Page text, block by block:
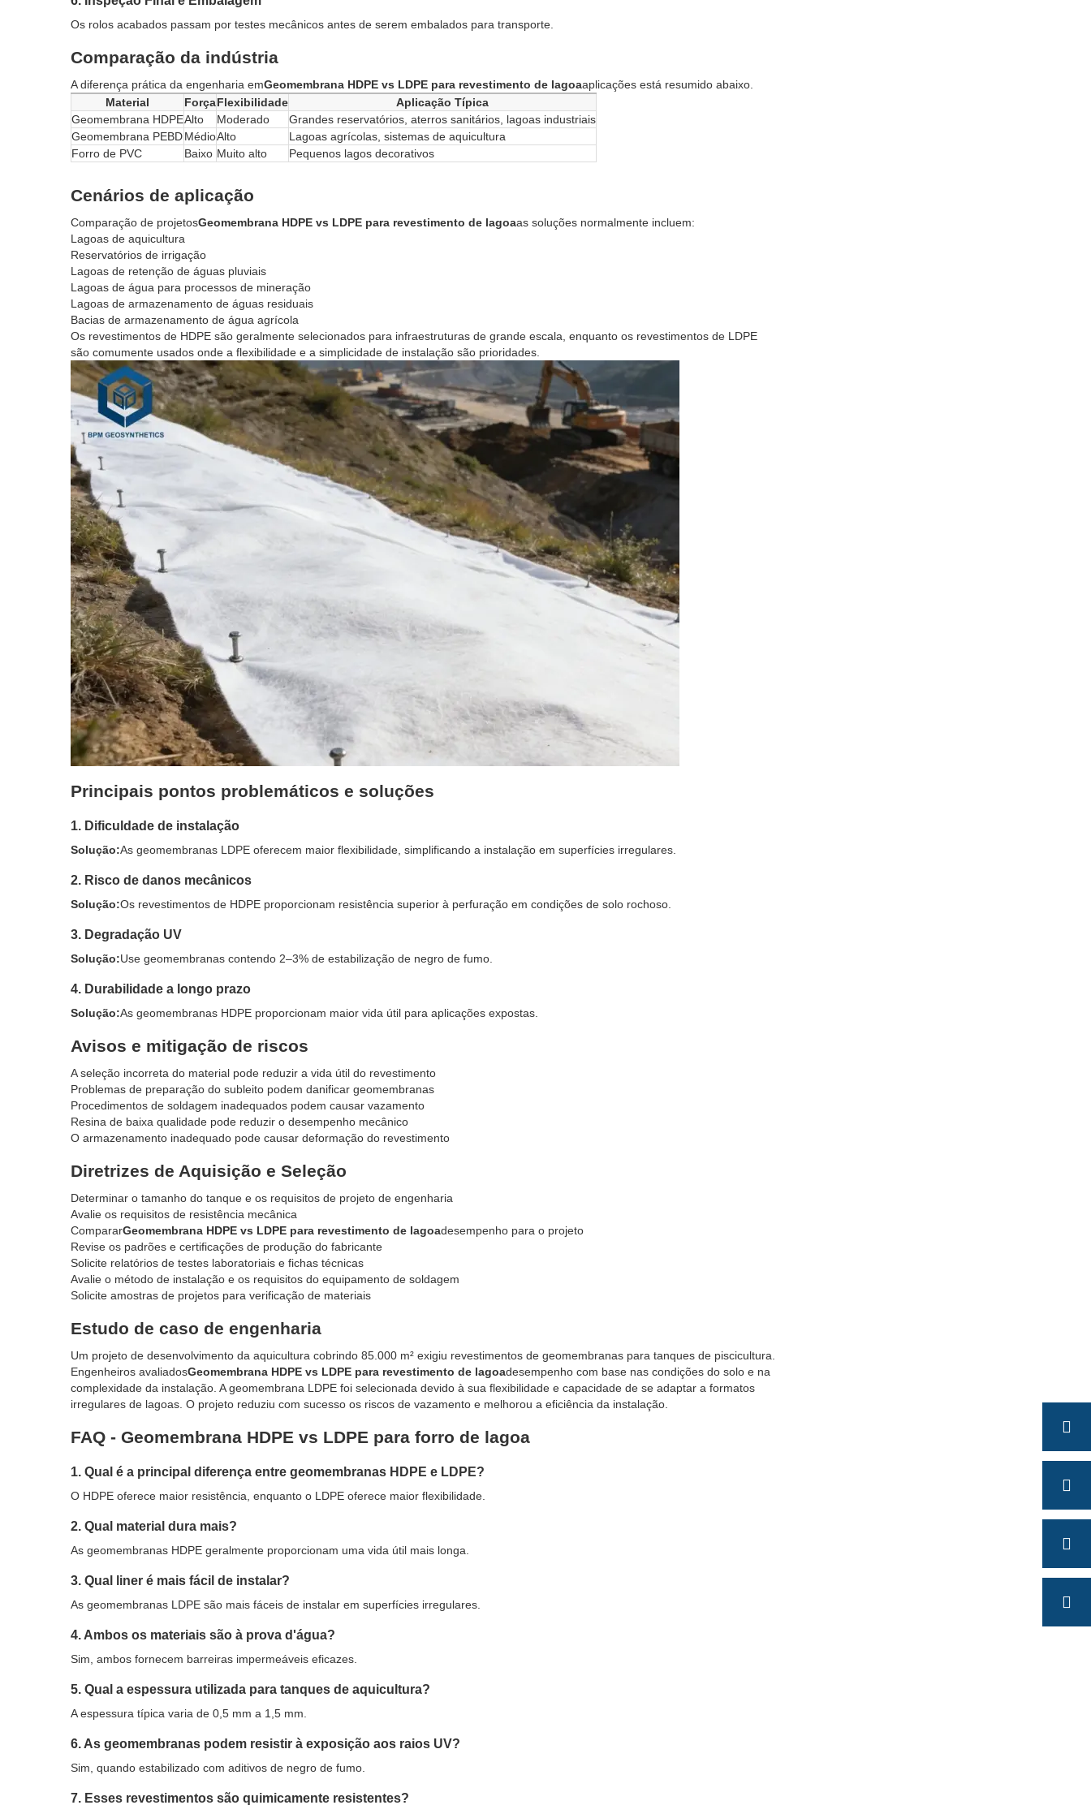
Os rolos acabados passam por testes mecânicos antes de serem embalados para transporte.
Comparação da indústria
A diferença prática da engenharia emGeomembrana HDPE vs LDPE para revestimento de lagoaaplicações está resumido abaixo.
Material
ForçaFlexibilidade
Aplicação Típica
Geomembrana HDPEAlto Moderado
Grandes reservatórios, aterros sanitários, lagoas industriais
Geomembrana PEBDMédioAlto
Lagoas agrícolas, sistemas de aquicultura
Forro de PVC
Baixo Muito alto Pequenos lagos decorativos
Cenários de aplicação
Comparação de projetosGeomembrana HDPE vs LDPE para revestimento de lagoaas soluções normalmente incluem:
Lagoas de aquicultura
Reservatórios de irrigação
Lagoas de retenção de águas pluviais
Lagoas de água para processos de mineração
Lagoas de armazenamento de águas residuais
Bacias de armazenamento de água agrícola
Os revestimentos de HDPE são geralmente selecionados para infraestruturas de grande escala, enquanto os revestimentos de LDPE
são comumente usados ​​onde a flexibilidade e a simplicidade de instalação são prioridades.
Principais pontos problemáticos e soluções
1. Dificuldade de instalação
Solução:As geomembranas LDPE oferecem maior flexibilidade, simplificando a instalação em superfícies irregulares.
2. Risco de danos mecânicos
Solução:Os revestimentos de HDPE proporcionam resistência superior à perfuração em condições de solo rochoso.
3. Degradação UV
Solução:Use geomembranas contendo 2–3% de estabilização de negro de fumo.
4. Durabilidade a longo prazo
Solução:As geomembranas HDPE proporcionam maior vida útil para aplicações expostas.
Avisos e mitigação de riscos
A seleção incorreta do material pode reduzir a vida útil do revestimento
Problemas de preparação do subleito podem danificar geomembranas
Procedimentos de soldagem inadequados podem causar vazamento
Resina de baixa qualidade pode reduzir o desempenho mecânico
O armazenamento inadequado pode causar deformação do revestimento
Diretrizes de Aquisição e Seleção
Determinar o tamanho do tanque e os requisitos de projeto de engenharia
Avalie os requisitos de resistência mecânica
CompararGeomembrana HDPE vs LDPE para revestimento de lagoadesempenho para o projeto
Revise os padrões e certificações de produção do fabricante
Solicite relatórios de testes laboratoriais e fichas técnicas
Avalie o método de instalação e os requisitos do equipamento de soldagem
Solicite amostras de projetos para verificação de materiais
Estudo de caso de engenharia
Um projeto de desenvolvimento da aquicultura cobrindo 85.000 m² exigiu revestimentos de geomembranas para tanques de piscicultura.
Engenheiros avaliadosGeomembrana HDPE vs LDPE para revestimento de lagoadesempenho com base nas condições do solo e na
complexidade da instalação. A geomembrana LDPE foi selecionada devido à sua flexibilidade e capacidade de se adaptar a formatos
irregulares de lagoas. O projeto reduziu com sucesso os riscos de vazamento e melhorou a eficiência da instalação.
FAQ - Geomembrana HDPE vs LDPE para forro de lagoa
1. Qual é a principal diferença entre geomembranas HDPE e LDPE?
O HDPE oferece maior resistência, enquanto o LDPE oferece maior flexibilidade.
2. Qual material dura mais?
As geomembranas HDPE geralmente proporcionam uma vida útil mais longa.
3. Qual liner é mais fácil de instalar?
As geomembranas LDPE são mais fáceis de instalar em superfícies irregulares.
4. Ambos os materiais são à prova d'água?
Sim, ambos fornecem barreiras impermeáveis ​​eficazes.
5. Qual a espessura utilizada para tanques de aquicultura?
A espessura típica varia de 0,5 mm a 1,5 mm.
6. As geomembranas podem resistir à exposição aos raios UV?
Sim, quando estabilizado com aditivos de negro de fumo.
7. Esses revestimentos são quimicamente resistentes?